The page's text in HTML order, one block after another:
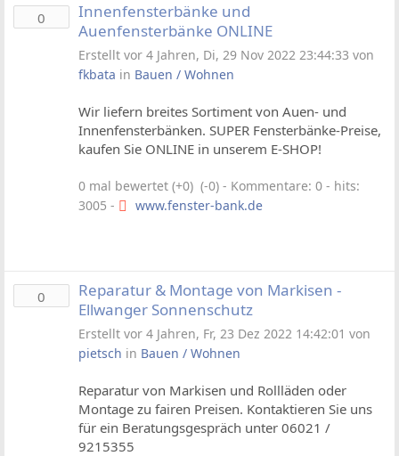
0
Innenfensterbänke und
Auenfensterbänke ONLINE
Erstellt vor 4 Jahren, Di, 29 Nov 2022 23:44:33 von
fkbata in Bauen / Wohnen
Wir liefern breites Sortiment von Auen- und
Innenfensterbänken. SUPER Fensterbänke-Preise,
kaufen Sie ONLINE in unserem E-SHOP!
0 mal bewertet (+0) (-0)- Kommentare: 0 - hits:
3005 -
www.fenster-bank.de
0
Reparatur & Montage von Markisen -
Ellwanger Sonnenschutz
Erstellt vor 4 Jahren, Fr, 23 Dez 2022 14:42:01 von
pietsch in Bauen / Wohnen
Reparatur von Markisen und Rollläden oder
Montage zu fairen Preisen. Kontaktieren Sie uns
für ein Beratungsgespräch unter 06021 /
9215355